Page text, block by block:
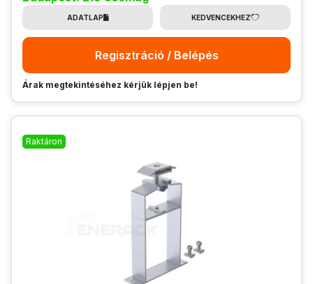
ADATLAP KEDVENCEKHEZ
Regisztráció / Belépés
Árak megtekintéséhez kérjük lépjen be!
Raktáron